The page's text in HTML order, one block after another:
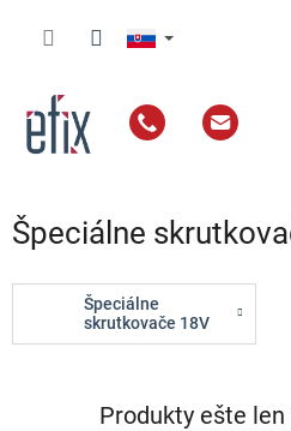
Špeciálne
Špeciálne
skrutkovače 18V
Produkty ešte